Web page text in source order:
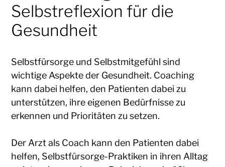
Selbstreflexion für die
Gesundheit
Selbstfürsorge und Selbstmitgefühl sind
wichtige Aspekte der Gesundheit. Coaching
kann dabei helfen, den Patienten dabei zu
unterstützen, ihre eigenen Bedürfnisse zu
erkennen und Prioritäten zu setzen.
Der Arzt als Coach kann den Patienten dabei
helfen, Selbstfürsorge-Praktiken in ihren Alltag